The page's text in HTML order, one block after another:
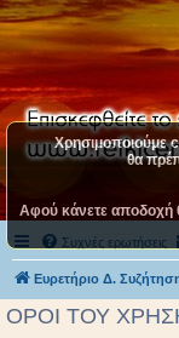
Συχνές ερωτήσεις
Ευρετήριο Δ.
ΟΡΟΙ ΤΟΥ
Χρησιμοποιούμε
θα
Αφού κάνετε αποδοχή